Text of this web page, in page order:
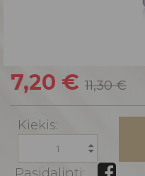
7,20 € 11,30 €
Kiekis: